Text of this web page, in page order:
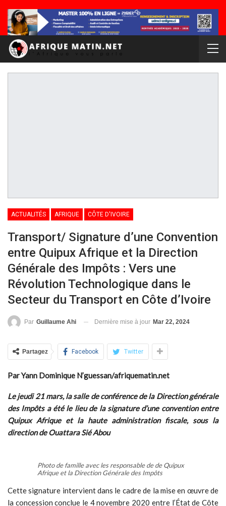
ACTUALITÉS AFRIQUE CÔTE D'IVOIRE
Transport/ Signature d’une Convention
entre Quipux Afrique et la Direction
Générale des Impôts : Vers une
Révolution Technologique dans le
Secteur du Transport en Côte d’Ivoire
Par Guillaume Ahi Dernière mise à jour Mar 22, 2024
Partagez Facebook Twitter
Par Yann Dominique N’guessan/afriquematin.net
Le jeudi 21 mars, la salle de conférence de la Direction générale
des Impôts a été le lieu de la signature d’une convention entre
Quipux Afrique et la haute administration fiscale, sous la
direction de Ouattara Sié Abou
Photo de famille avec les responsable de de Quipux
Afrique et la Direction Générale des Impôts
Cette signature intervient dans le cadre de la mise en œuvre de
la concession conclue le 4 novembre 2020 entre l’État de Côte